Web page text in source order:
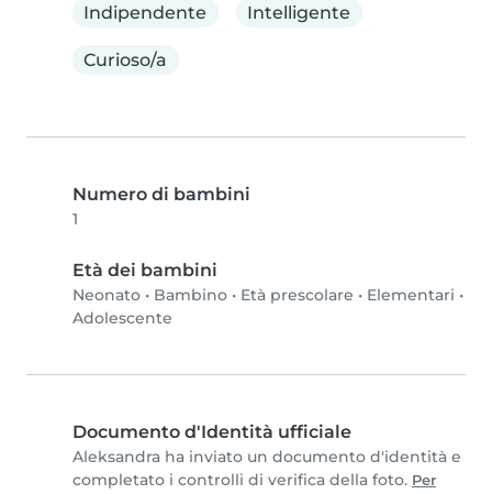
Indipendente
Intelligente
Curioso/a
Numero di bambini
1
Età dei bambini
Neonato • Bambino • Età prescolare • Elementari •
Adolescente
Documento d'Identità ufficiale
Aleksandra ha inviato un documento d'identità e
completato i controlli di verifica della foto. Per